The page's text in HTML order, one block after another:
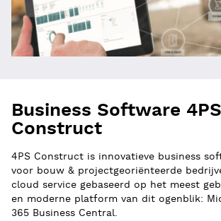
Business Software 4PS
Construct
4PS Construct is innovatieve business
voor bouw & projectgeoriënteerde
cloud service gebaseerd op het meest
en moderne platform van dit ogenblik:
365 Business Central.